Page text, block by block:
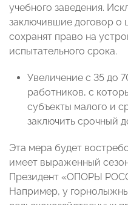
учебного заведения.
заключившие договор о
сохранят право на
испытательного срока.
Увеличение с 35 до
работников, с
субъекты малого и
заключить срочный
Эта мера будет
имеет выраженный
Президент «ОПОРЫ
Например, у